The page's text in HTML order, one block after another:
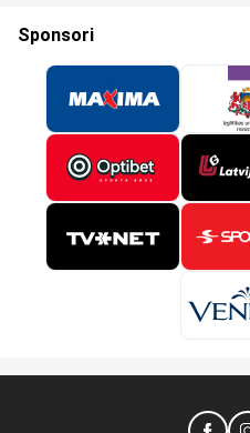
Sponsori